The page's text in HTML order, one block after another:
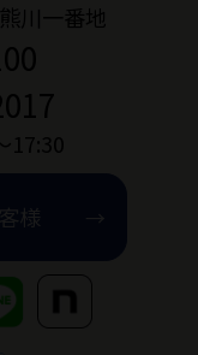
川一番地
17:30